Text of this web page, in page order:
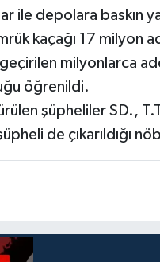
ile depolara baskın
kaçağı 17 milyon
geçirilen milyonlarca
öğrenildi.
şüpheliler SD.,
de çıkarıldığı